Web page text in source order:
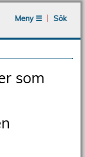
Meny ☰
Sök
som